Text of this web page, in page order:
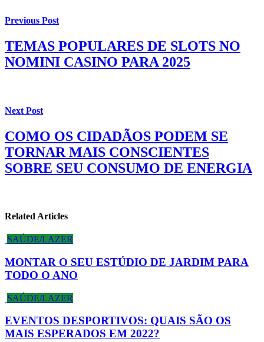
Previous Post
TEMAS POPULARES DE SLOTS NO
NOMINI CASINO PARA 2025
Next Post
COMO OS CIDADÃOS PODEM SE
TORNAR MAIS CONSCIENTES
SOBRE SEU CONSUMO DE ENERGIA
Related Articles
SAÚDE/LAZER
MONTAR O SEU ESTÚDIO DE JARDIM PARA
TODO O ANO
SAÚDE/LAZER
EVENTOS DESPORTIVOS: QUAIS SÃO OS
MAIS ESPERADOS EM 2022?